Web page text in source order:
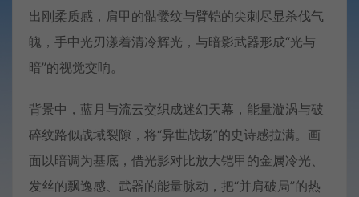
出刚柔质感，肩甲的骷髅纹与臂铠的尖刺尽显杀伐气
魄，手中光刃漾着清冷辉光，与暗影武器形成“光与
暗”的视觉交响。
背景中，蓝月与流云交织成迷幻天幕，能量漩涡与破
碎纹路似战域裂隙，将“异世战场”的史诗感拉满。画
面以暗调为基底，借光影对比放大铠甲的金属冷光、
发丝的飘逸感、武器的能量脉动，把“并肩破局”的热